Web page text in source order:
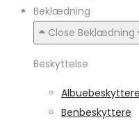
Beklædning
Close Beklædning
Beskyttelse
Albuebeskyttere
Benbeskyttere